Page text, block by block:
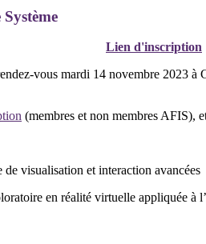
Lien d'inscription
vous mardi 14 novembre 2023
(membres et non membres AFIS),
visualisation et interaction avancées
en réalité virtuelle appliquée à